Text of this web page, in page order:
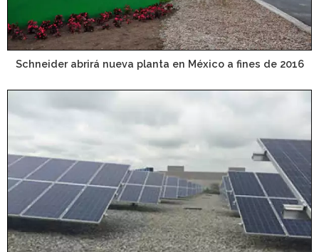
Schneider abrirá nueva planta en México a fines de 2016